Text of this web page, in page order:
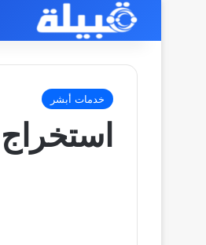
خدمات أبشر
استخراج